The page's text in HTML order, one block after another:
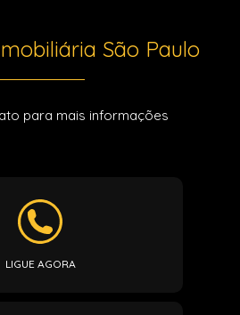
São Paulo
para mais informações
LIGUE AGORA